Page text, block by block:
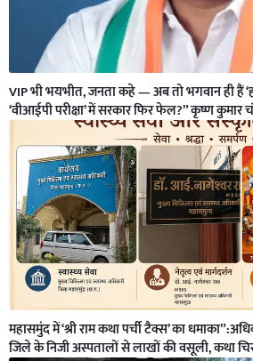
VIP भी भयभीत, जनता कहे — अब तो भगवान ही हैं
‘वीआईपी परीक्षा’ में सरकार फिर फेल?” कृष्ण कुमार
महासमुंद में ‘श्री राम कथा पर्ची टैक्स’ का
जिले के निजी अस्पतालों से लाखों की वसूली, कथा